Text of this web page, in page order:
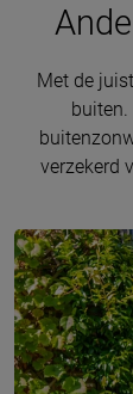
Met de
verzekerd